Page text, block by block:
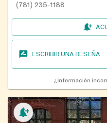
(781) 235-1188
ESCRIBIR UNA RESEÑA
¿Información